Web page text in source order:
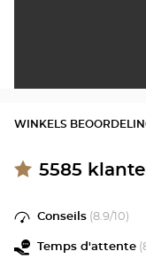
WINKELS
5585
Conseils (8.9/10)
Temps d'attente (